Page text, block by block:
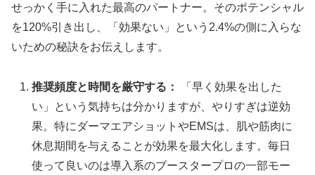
せっかく手に入れた最高のパートナー。そのポテンシャル
を120%引き出し、「効果ない」という2.4%の側に入らな
いための秘訣をお伝えします。
推奨頻度と時間を厳守する：
「早く効果を出した
い」という気持ちは分かりますが、やりすぎは逆効
果。特にダーマエアショットやEMSは、肌や筋肉に
休息期間を与えることが効果を最大化します。毎日
使って良いのは導入系のブースタープロの一部モー